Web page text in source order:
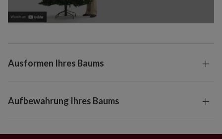
Ausformen Ihres Baums
Aufbewahrung Ihres Baums